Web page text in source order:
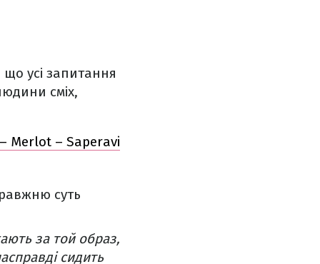
що усі запитання
сміх,
Merlot – Saperavi
суть
за той образ,
сидить